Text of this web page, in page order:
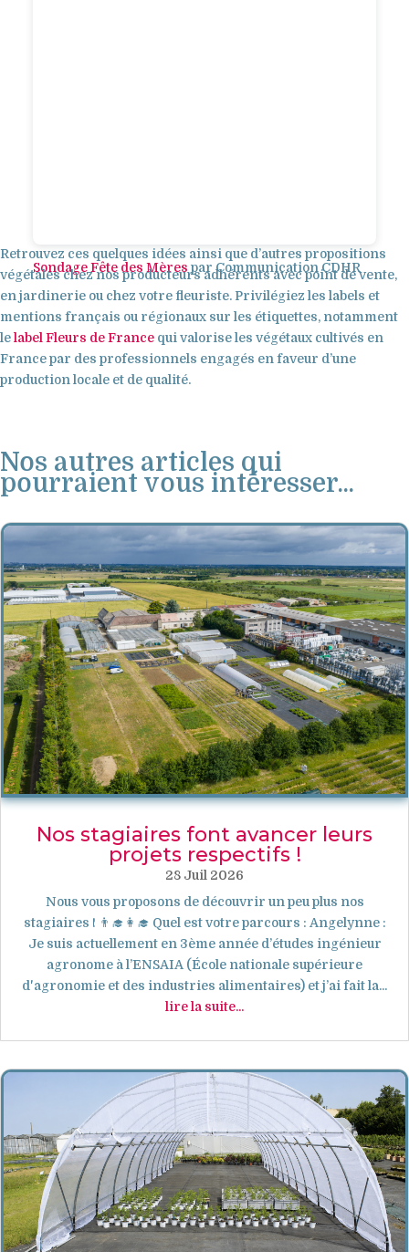
Sondage Fête des Mères par Communication CDHR
Retrouvez ces quelques idées ainsi que d’autres propositions
végétales chez nos producteurs adhérents avec point de vente,
en jardinerie ou chez votre fleuriste. Privilégiez les labels et
mentions français ou régionaux sur les étiquettes, notamment
lelabel Fleurs de France qui valorise les végétaux cultivés en
France par des professionnels engagés en faveur d’une
production locale et de qualité.
Nos autres articles qui
pourraient vous intéresser...
Nos stagiaires font avancer leurs
projets respectifs !
28 Juil 2026
Nous vous proposons de découvrir un peu plus nos
stagiaires ! 👨‍🎓👩‍🎓 Quel est votre parcours : Angelynne :
Je suis actuellement en 3ème année d’études ingénieur
agronome à l’ENSAIA (École nationale supérieure
d'agronomie et des industries alimentaires) et j’ai fait la...
lire la suite...